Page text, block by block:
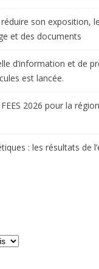
réduire son exposition,
et des documents
d’information et de
est lancée.
2026 pour la
: les résultats de